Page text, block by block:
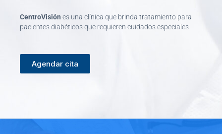
CentroVisión es una clínica que brinda tratamiento para
pacientes diabéticos que requieren cuidados especiales
Agendar cita